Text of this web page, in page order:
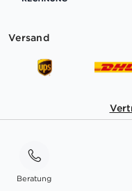
Versand
Beratung